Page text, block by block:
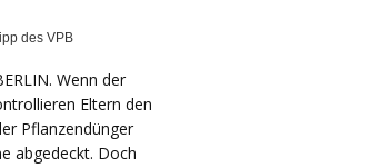
des VPB
Wenn der
Eltern den
Pflanzendünger
abgedeckt. Doch